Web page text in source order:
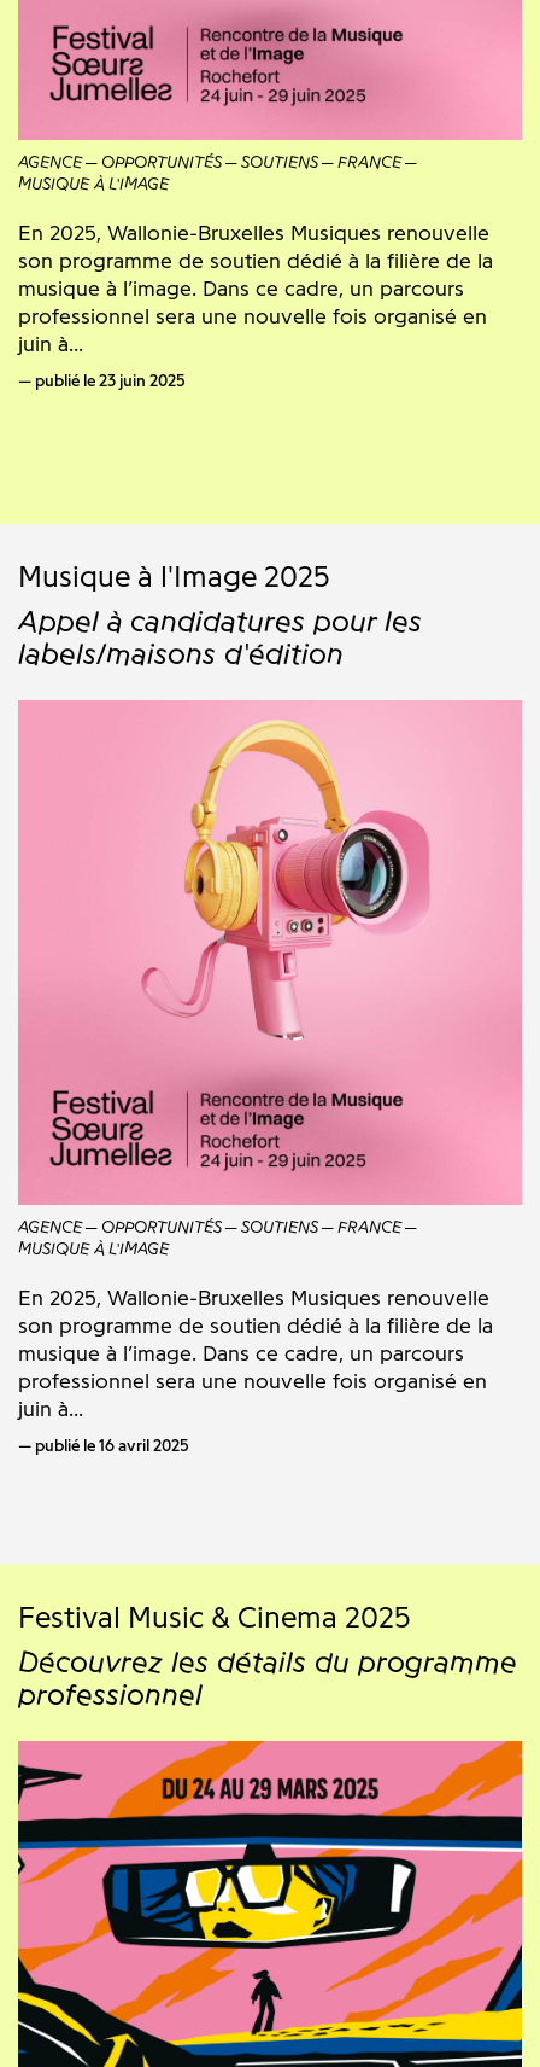
AGENCE OPPORTUNITÉS SOUTIENS
FRANCE
MUSIQUE À L'IMAGE
En 2025, Wallonie-Bruxelles Musiques renouvelle
son programme de soutien dédié à la filière de la
musique à l’image. Dans ce cadre, un parcours
professionnel sera une nouvelle fois organisé en
juin à...
publié le 23 juin 2025
Musique à l'Image 2025
Appel à candidatures pour les
labels/maisons d'édition
AGENCE OPPORTUNITÉS SOUTIENS
FRANCE
MUSIQUE À L'IMAGE
En 2025, Wallonie-Bruxelles Musiques renouvelle
son programme de soutien dédié à la filière de la
musique à l’image. Dans ce cadre, un parcours
professionnel sera une nouvelle fois organisé en
juin à...
publié le 16 avril 2025
Festival Music & Cinema 2025
Découvrez les détails du programme
professionnel